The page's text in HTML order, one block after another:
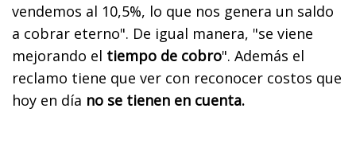
vendemos al 10,5%, lo que nos genera un saldo
a cobrar eterno". De igual manera, "se viene
mejorando el tiempo de cobro". Además el
reclamo tiene que ver con reconocer costos que
hoy en día no se tienen en cuenta.